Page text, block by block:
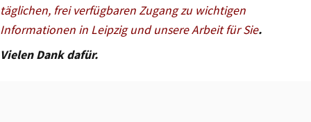
täglichen, frei verfügbaren Zugang zu wichtigen
Informationen in Leipzig und unsere Arbeit für Sie.
Vielen Dank dafür.